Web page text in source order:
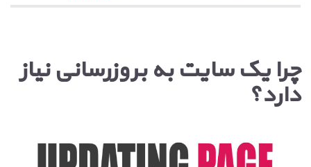
چرا یک سایت به بروزرسانی نیاز
دارد؟